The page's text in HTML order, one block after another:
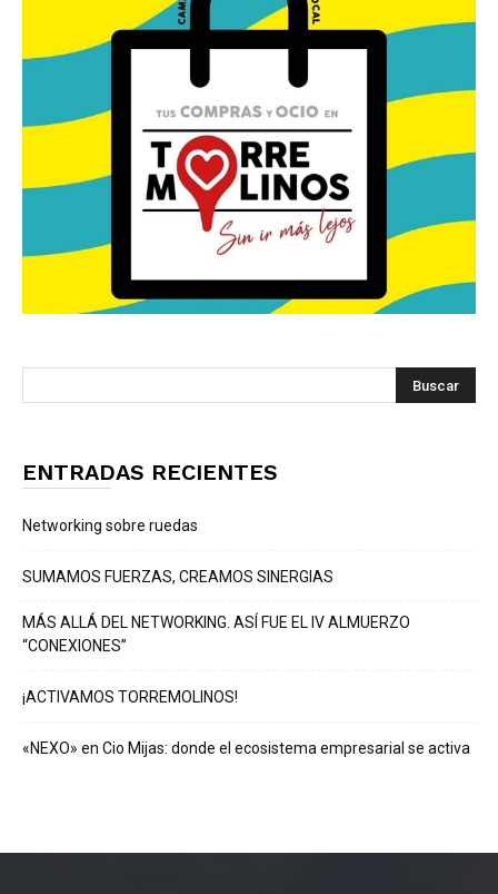
ENTRADAS RECIENTES
Networking sobre ruedas
SUMAMOS FUERZAS, CREAMOS SINERGIAS
MÁS ALLÁ DEL NETWORKING. ASÍ FUE EL IV ALMUERZO
“CONEXIONES”
¡ACTIVAMOS TORREMOLINOS!
«NEXO» en Cio Mijas: donde el ecosistema empresarial se activa